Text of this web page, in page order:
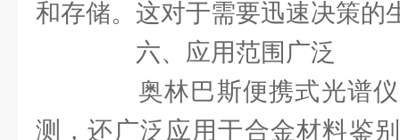
和存储。这对于需要迅速决策的
六、应用范围广泛
奥林巴斯便携式光谱仪
测，还广泛应用于合金材料鉴